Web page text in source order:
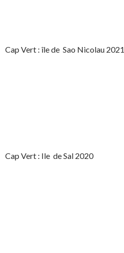
Cap Vert : île de Sao Nicolau 2021
Cap Vert : Ile de Sal 2020